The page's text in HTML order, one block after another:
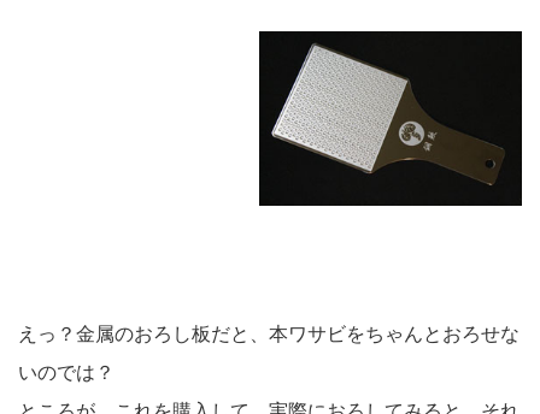
えっ？金属のおろし板だと、本ワサビをちゃんとおろせな
いのでは？